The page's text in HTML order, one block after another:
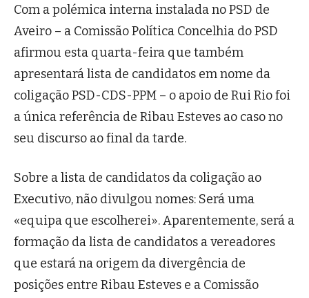
Com a polémica interna instalada no PSD de
Aveiro – a Comissão Política Concelhia do PSD
afirmou esta quarta-feira que também
apresentará lista de candidatos em nome da
coligação PSD-CDS-PPM – o apoio de Rui Rio foi
a única referência de Ribau Esteves ao caso no
seu discurso ao final da tarde.
Sobre a lista de candidatos da coligação ao
Executivo, não divulgou nomes: Será uma
«equipa que escolherei». Aparentemente, será a
formação da lista de candidatos a vereadores
que estará na origem da divergência de
posições entre Ribau Esteves e a Comissão